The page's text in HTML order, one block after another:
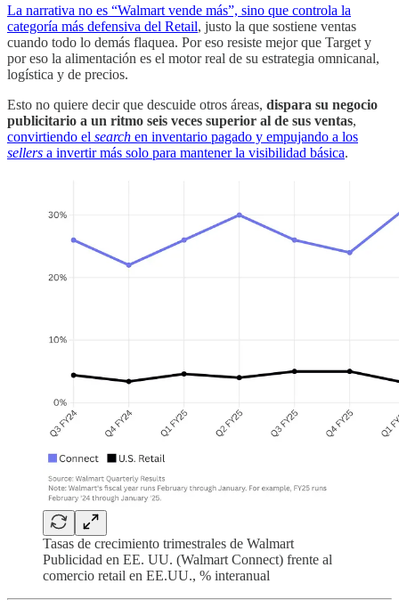
La narrativa no es “Walmart vende más”, sino que controla la
categoría más defensiva del Retail, justo la que sostiene ventas
cuando todo lo demás flaquea. Por eso resiste mejor que Target y
por eso la alimentación es el motor real de su estrategia omnicanal,
logística y de precios.
Esto no quiere decir que descuide otros áreas, dispara su negocio
publicitario a un ritmo seis veces superior al de sus ventas,
convirtiendo el search en inventario pagado y empujando a los
sellers a invertir más solo para mantener la visibilidad básica.
Tasas de crecimiento trimestrales de Walmart
Publicidad en EE. UU. (Walmart Connect) frente al
comercio retail en EE.UU., % interanual